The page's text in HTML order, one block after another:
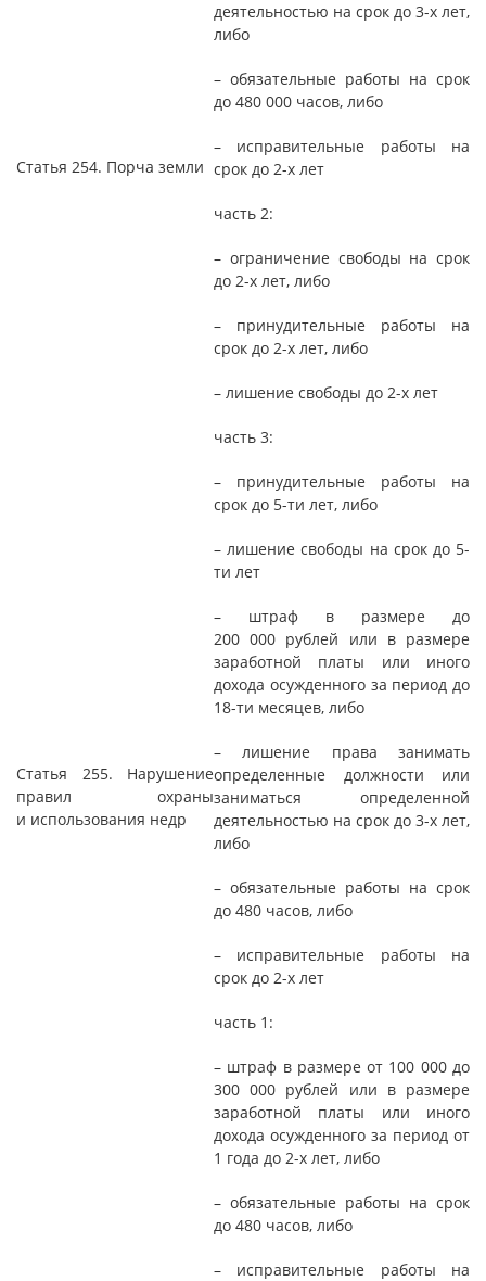
Статья 254. Порча земли
деятельностью на срок до 3-х лет,
либо
– обязательные работы на срок
до 480 000 часов, либо
– исправительные работы на
срок до 2-х лет
часть 2:
– ограничение свободы на срок
до 2-х лет, либо
– принудительные работы на
срок до 2-х лет, либо
– лишение свободы до 2-х лет
часть 3:
– принудительные работы на
срок до 5-ти лет, либо
– лишение свободы на срок до 5-
ти лет
Статья 255. Нарушение
правил охраны
и использования недр
– штраф в размере до
200 000 рублей или в размере
заработной платы или иного
дохода осужденного за период до
18-ти месяцев, либо
– лишение права занимать
определенные должности или
заниматься определенной
деятельностью на срок до 3-х лет,
либо
– обязательные работы на срок
до 480 часов, либо
– исправительные работы на
срок до 2-х лет
часть 1:
– штраф в размере от 100 000 до
300 000 рублей или в размере
заработной платы или иного
дохода осужденного за период от
1 года до 2-х лет, либо
– обязательные работы на срок
до 480 часов, либо
– исправительные работы на